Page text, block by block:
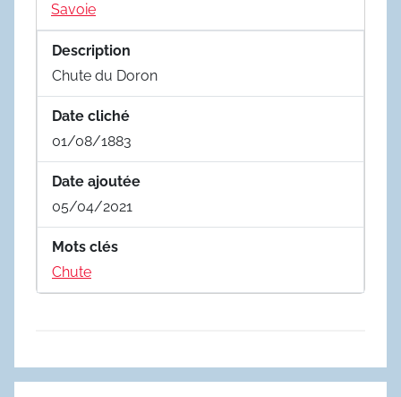
Savoie
Description
Chute du Doron
Date cliché
01/08/1883
Date ajoutée
05/04/2021
Mots clés
Chute